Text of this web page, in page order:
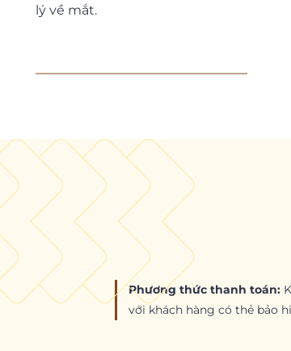
lý về mắt.
Phương thức thanh toán:
với khách hàng có thẻ bảo